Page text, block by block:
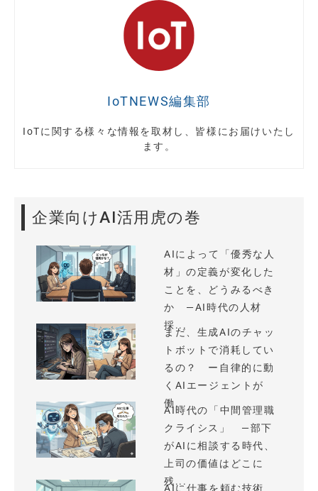
IoTNEWS編集部
IoTに関する様々な情報を取材し、皆様にお届けいたし
ます。
企業向けAI活用虎の巻
AIによって「優秀な人
材」の定義が変化した
ことを、どうみるべき
か —AI時代の人材
採...
まだ、生成AIのチャッ
トボットで消耗してい
るの？ ー自律的に動
くAIエージェントが
働...
AI時代の「中間管理職
クライシス」 —部下
がAIに相談する時代、
上司の価値はどこに
残...
AIに仕事を頼む技術